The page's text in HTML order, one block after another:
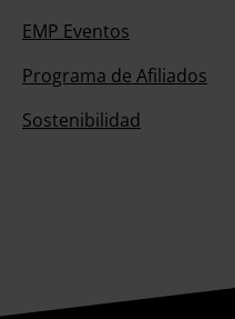
EMP Eventos
Programa de Afiliados
Sostenibilidad